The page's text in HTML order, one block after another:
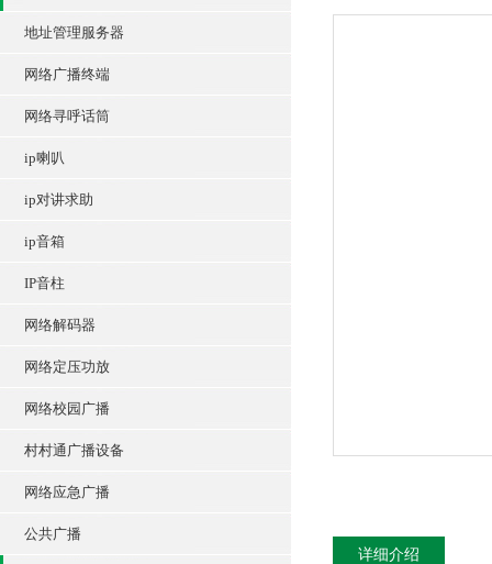
地址管理服务器
网络广播终端
网络寻呼话筒
ip喇叭
ip对讲求助
ip音箱
IP音柱
网络解码器
网络定压功放
网络校园广播
村村通广播设备
网络应急广播
公共广播
详细介绍